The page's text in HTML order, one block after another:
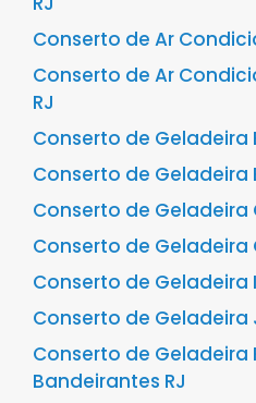
Conserto de Ar
Conserto de Ar
RJ
Conserto de Geladeira
Conserto de Geladeira
Conserto de Geladeira
Conserto de Geladeira
Conserto de Geladeira
Conserto de Geladeira
Conserto de Geladeira
Bandeirantes RJ